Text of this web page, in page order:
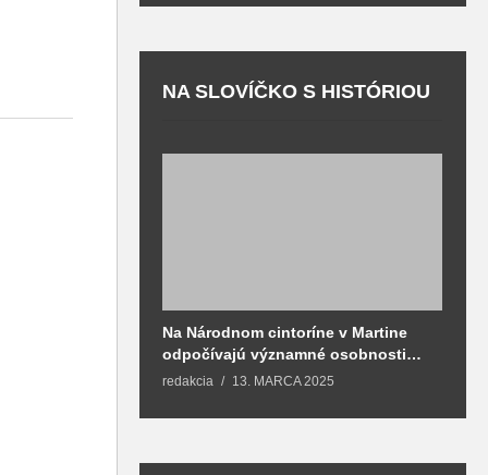
NA SLOVÍČKO S HISTÓRIOU
Na Národnom cintoríne v Martine
odpočívajú významné osobnosti
spojené aj s mestom Martin
redakcia 13. MARCA 2025